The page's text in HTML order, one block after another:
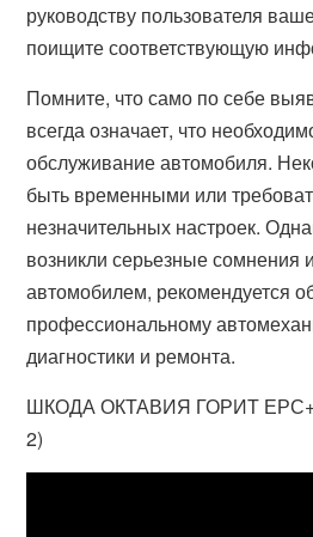
руководству пользователя
поищите соответствующую
Помните, что само по себе
всегда означает, что
обслуживание автомобиля.
быть временными или
незначительных настроек.
возникли серьезные сомнения
автомобилем, рекомендуется
профессиональному
диагностики и ремонта.
ШКОДА ОКТАВИЯ ГОРИТ
2)